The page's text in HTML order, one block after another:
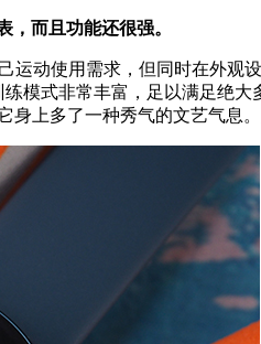
，而且功能还很强。
使用需求，但同时在外观
模式非常丰富，足以满足绝
上多了一种秀气的文艺气息